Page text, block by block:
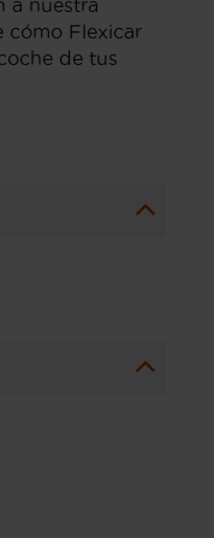
a nuestra
cómo Flexicar
de tus